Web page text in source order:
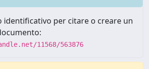
identificativo per citare o creare un
11568/563876